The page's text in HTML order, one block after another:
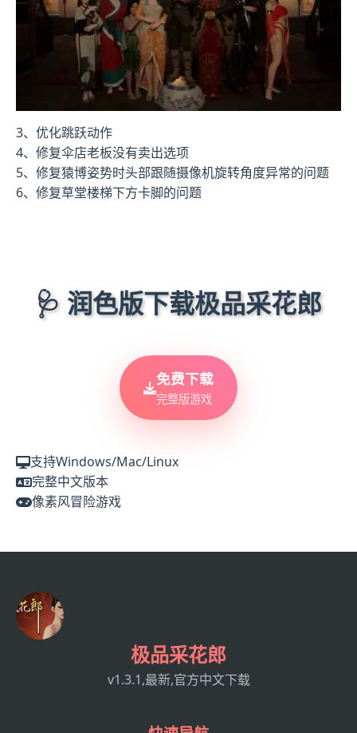
3、优化跳跃动作
4、修复伞店老板没有卖出选项
5、修复猿博姿势时头部跟随摄像机旋转角度异常的问题
6、修复草堂楼梯下方卡脚的问题
🩺 润色版下载极品采花郎
免费下载
完整版游戏
支持Windows/Mac/Linux
完整中文版本
像素风冒险游戏
极品采花郎
v1.3.1,最新,官方中文下载